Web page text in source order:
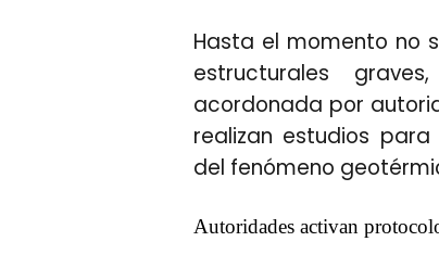
Hasta el momento no
estructurales
acordonada por
realizan estudios
del fenómeno
Autoridades activan